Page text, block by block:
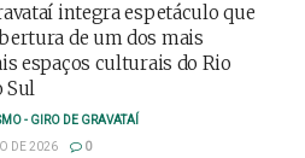
integra espetáculo que
de um dos mais
espaços culturais do Rio
Sul
- GIRO DE GRAVATAÍ
DE 2026
0